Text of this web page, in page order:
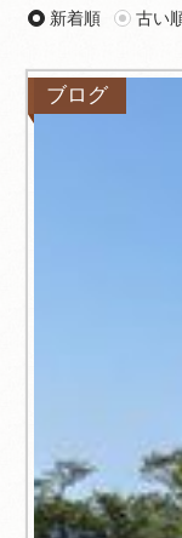
ツアー
観光
新着順 古い
ブログ